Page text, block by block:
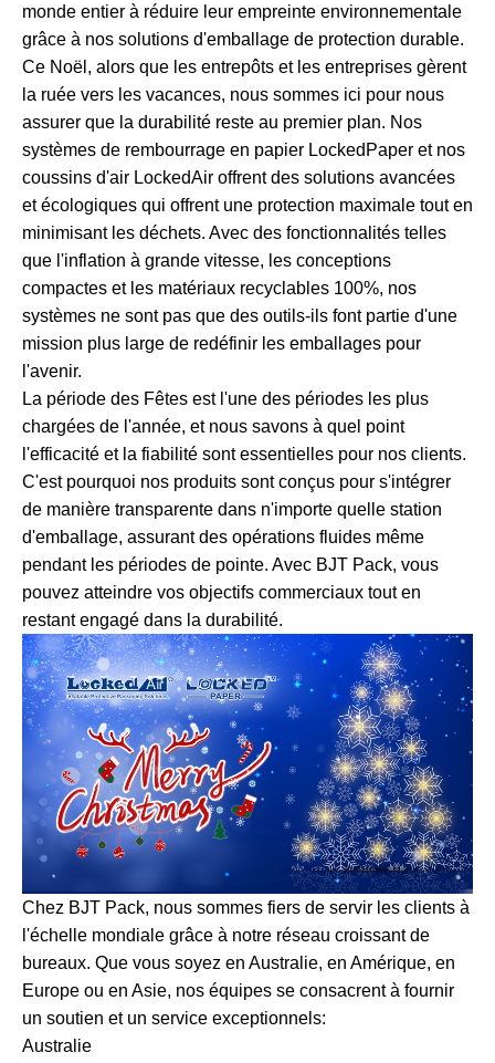
monde entier à réduire leur empreinte environnementale
grâce à nos solutions d'emballage de protection durable.
Ce Noël, alors que les entrepôts et les entreprises gèrent
la ruée vers les vacances, nous sommes ici pour nous
assurer que la durabilité reste au premier plan. Nos
systèmes de rembourrage en papier LockedPaper et nos
coussins d'air LockedAir offrent des solutions avancées
et écologiques qui offrent une protection maximale tout en
minimisant les déchets. Avec des fonctionnalités telles
que l'inflation à grande vitesse, les conceptions
compactes et les matériaux recyclables 100%, nos
systèmes ne sont pas que des outils-ils font partie d'une
mission plus large de redéfinir les emballages pour
l'avenir.
La période des Fêtes est l'une des périodes les plus
chargées de l'année, et nous savons à quel point
l'efficacité et la fiabilité sont essentielles pour nos clients.
C'est pourquoi nos produits sont conçus pour s'intégrer
de manière transparente dans n'importe quelle station
d'emballage, assurant des opérations fluides même
pendant les périodes de pointe. Avec BJT Pack, vous
pouvez atteindre vos objectifs commerciaux tout en
restant engagé dans la durabilité.
Chez BJT Pack, nous sommes fiers de servir les clients à
l'échelle mondiale grâce à notre réseau croissant de
bureaux. Que vous soyez en Australie, en Amérique, en
Europe ou en Asie, nos équipes se consacrent à fournir
un soutien et un service exceptionnels:
Australie